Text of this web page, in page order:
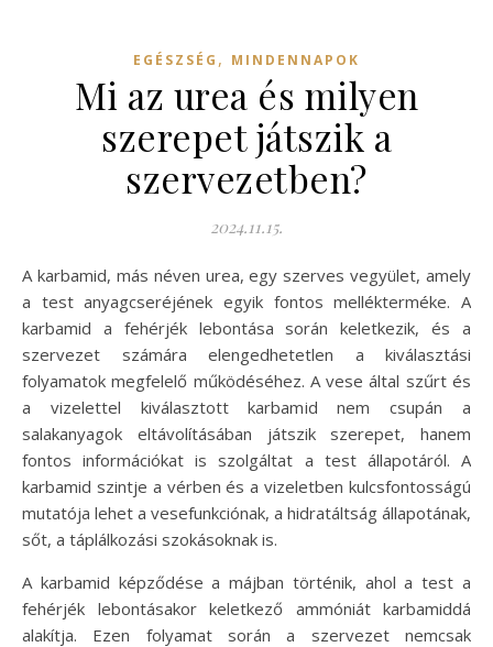
EGÉSZSÉG , MINDENNAPOK
Mi az urea és milyen
szerepet játszik a
szervezetben?
2024.11.15.
A karbamid, más néven urea, egy szerves vegyület, amely
a test anyagcseréjének egyik fontos mellékterméke. A
karbamid a fehérjék lebontása során keletkezik, és a
szervezet számára elengedhetetlen a kiválasztási
folyamatok megfelelő működéséhez. A vese által szűrt és
a vizelettel kiválasztott karbamid nem csupán a
salakanyagok eltávolításában játszik szerepet, hanem
fontos információkat is szolgáltat a test állapotáról. A
karbamid szintje a vérben és a vizeletben kulcsfontosságú
mutatója lehet a vesefunkciónak, a hidratáltság állapotának,
sőt, a táplálkozási szokásoknak is.
A karbamid képződése a májban történik, ahol a test a
fehérjék lebontásakor keletkező ammóniát karbamiddá
alakítja. Ezen folyamat során a szervezet nemcsak